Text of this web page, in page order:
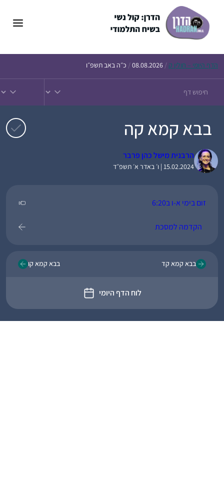
הדף היומי – חולין ק /
08.08.2026
/ כ״ה באב תשפ״ו
בבא קמא קה
הרבנית מישל כהן פרבר
15.02.2024 | ו׳ באדר א׳ תשפ״ד
זום בימי א-ו ב6:20
הקדמה למסכת
בבא קמא קד
לוח הדף היומי
בבא קמא קו